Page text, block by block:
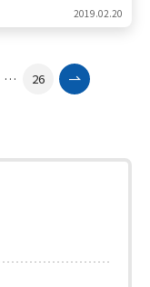
2019.02.20
… 26